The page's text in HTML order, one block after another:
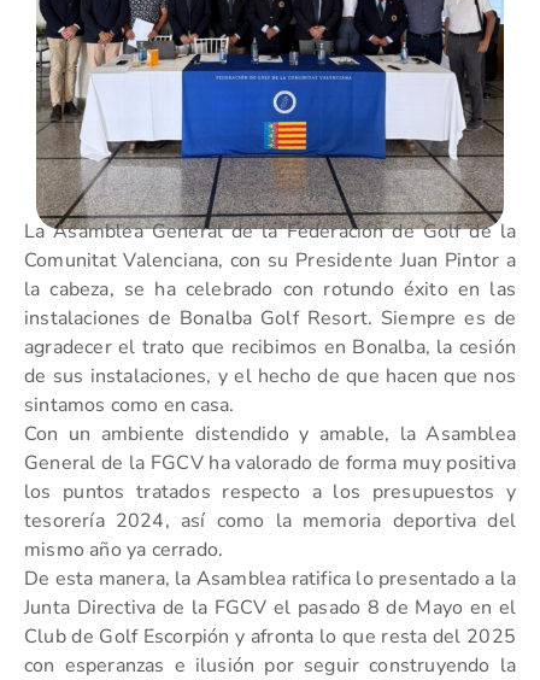
La Asamblea General de la Federación de Golf de la
Comunitat Valenciana, con su Presidente Juan Pintor a
la cabeza, se ha celebrado con rotundo éxito en las
instalaciones de Bonalba Golf Resort. Siempre es de
agradecer el trato que recibimos en Bonalba, la cesión
de sus instalaciones, y el hecho de que hacen que nos
sintamos como en casa.
Con un ambiente distendido y amable, la Asamblea
General de la FGCV ha valorado de forma muy positiva
los puntos tratados respecto a los presupuestos y
tesorería 2024, así como la memoria deportiva del
mismo año ya cerrado.
De esta manera, la Asamblea ratifica lo presentado a la
Junta Directiva de la FGCV el pasado 8 de Mayo en el
Club de Golf Escorpión y afronta lo que resta del 2025
con esperanzas e ilusión por seguir construyendo la